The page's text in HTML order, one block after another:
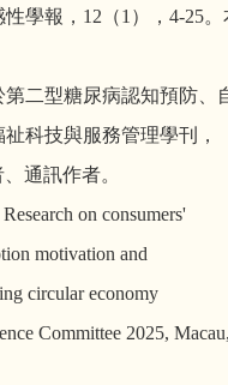
學報 ， 12 （1 ）， 4-25。
第二型糖尿病認知預防、
科技與服務管理學刊
，
通訊作者。
Research on consumers'
motivation and
circular economy
Committee 2025,